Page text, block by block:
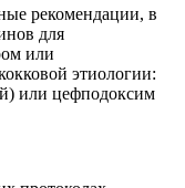
рекомендации, в
для
или
этиологии:
или цефподоксим